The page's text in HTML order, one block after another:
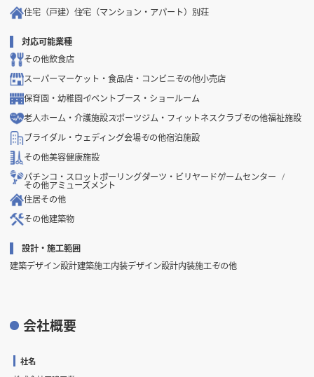
住宅（戸建） 住宅（マンション・アパート） 別荘
対応可能業種
その他飲食店
スーパーマーケット・食品店・コンビニその他小売店
保育園・幼稚園イベントブース・ショールーム
老人ホーム・介護施設スポーツジム・フィットネスクラブその他福祉施設
ブライダル・ウェディング会場その他宿泊施設
その他美容健康施設
パチンコ・スロットボーリングダーツ・ビリヤードゲームセンター
その他アミューズメント
住居その他
その他建築物
設計・施工範囲
建築デザイン設計建築施工内装デザイン設計内装施工その他
会社概要
社名